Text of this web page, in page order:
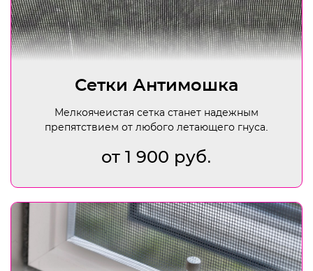
Сетки Антимошка
Мелкоячеистая сетка станет надежным
препятствием от любого летающего гнуса.
от 1 900 руб.